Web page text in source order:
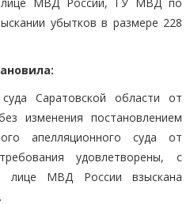
убытков в размере 228
Саратовской области от
изменения постановлением
апелляционного суда от
удовлетворены, с
лице МВД России взыскана